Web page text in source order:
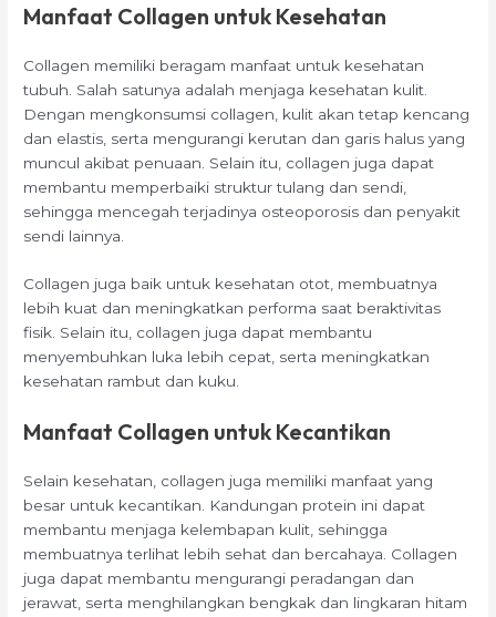
Manfaat Collagen untuk Kesehatan
Collagen memiliki beragam manfaat untuk kesehatan
tubuh. Salah satunya adalah menjaga kesehatan kulit.
Dengan mengkonsumsi collagen, kulit akan tetap kencang
dan elastis, serta mengurangi kerutan dan garis halus yang
muncul akibat penuaan. Selain itu, collagen juga dapat
membantu memperbaiki struktur tulang dan sendi,
sehingga mencegah terjadinya osteoporosis dan penyakit
sendi lainnya.
Collagen juga baik untuk kesehatan otot, membuatnya
lebih kuat dan meningkatkan performa saat beraktivitas
fisik. Selain itu, collagen juga dapat membantu
menyembuhkan luka lebih cepat, serta meningkatkan
kesehatan rambut dan kuku.
Manfaat Collagen untuk Kecantikan
Selain kesehatan, collagen juga memiliki manfaat yang
besar untuk kecantikan. Kandungan protein ini dapat
membantu menjaga kelembapan kulit, sehingga
membuatnya terlihat lebih sehat dan bercahaya. Collagen
juga dapat membantu mengurangi peradangan dan
jerawat, serta menghilangkan bengkak dan lingkaran hitam